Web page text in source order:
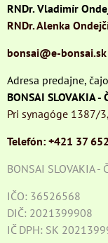
RNDr. Vladimír
RNDr. Alenka
bonsai@e-bonsai.sk
Adresa predajne,
BONSAI SLOVAKIA -
Pri synagóge 1387/
Telefón: +421 37
BONSAI SLOVAKIA -
IČO: 36526568
DIČ: 2021399908
IČ DPH: SK